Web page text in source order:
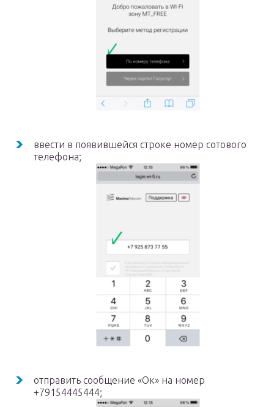
ввести в появившейся строке номер сотового
телефона;
отправить сообщение «Ок» на номер
+79154445444;